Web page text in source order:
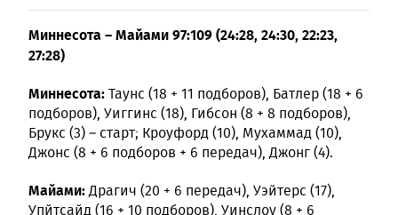
Миннесота – Майами 97:109 (24:28, 24:30, 22:23,
27:28)
Миннесота:Таунс (18 + 11 подборов), Батлер (18 + 6
подборов), Уиггинс (18), Гибсон (8 + 8 подборов),
Брукс (3) – старт; Кроуфорд (10), Мухаммад (10),
Джонс (8 + 6 подборов + 6 передач), Джонг (4).
Майами:Драгич (20 + 6 передач), Уэйтерс (17),
Упйтсайд (16 + 10 подборов), Уинслоу (8 + 6